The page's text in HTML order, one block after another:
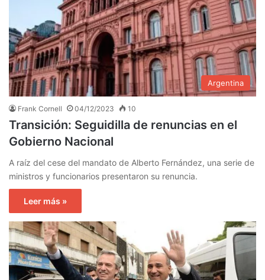
Argentina
Frank Cornell 04/12/2023 10
Transición: Seguidilla de renuncias en el
Gobierno Nacional
A raíz del cese del mandato de Alberto Fernández, una serie de
ministros y funcionarios presentaron su renuncia.
Leer más »